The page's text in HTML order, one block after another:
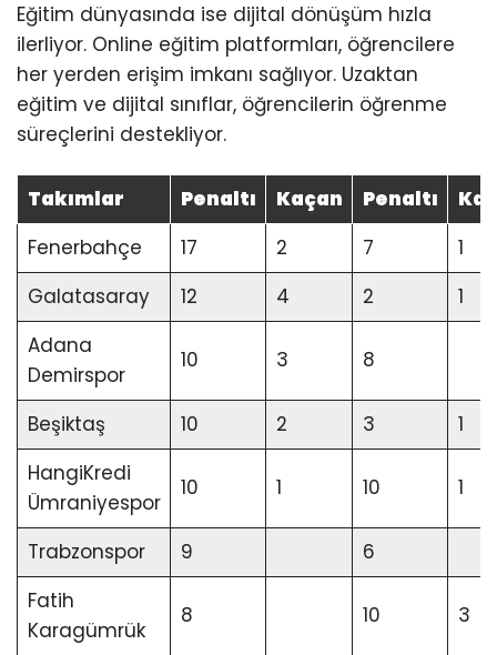
Eğitim dünyasında ise dijital dönüşüm hızla
ilerliyor. Online eğitim platformları, öğrencilere
her yerden erişim imkanı sağlıyor. Uzaktan
eğitim ve dijital sınıflar, öğrencilerin öğrenme
süreçlerini destekliyor.
Takımlar Penaltı Kaçan Penaltı
Fenerbahçe
17 2 7
1
Galatasaray
12 4 2
1
Adana
Demirspor
10 3 8
Beşiktaş 10 2 3
1
HangiKredi
Ümraniyespor
10 1 10 1
Trabzonspor 9
6
Fatih
Karagümrük
8 10 3